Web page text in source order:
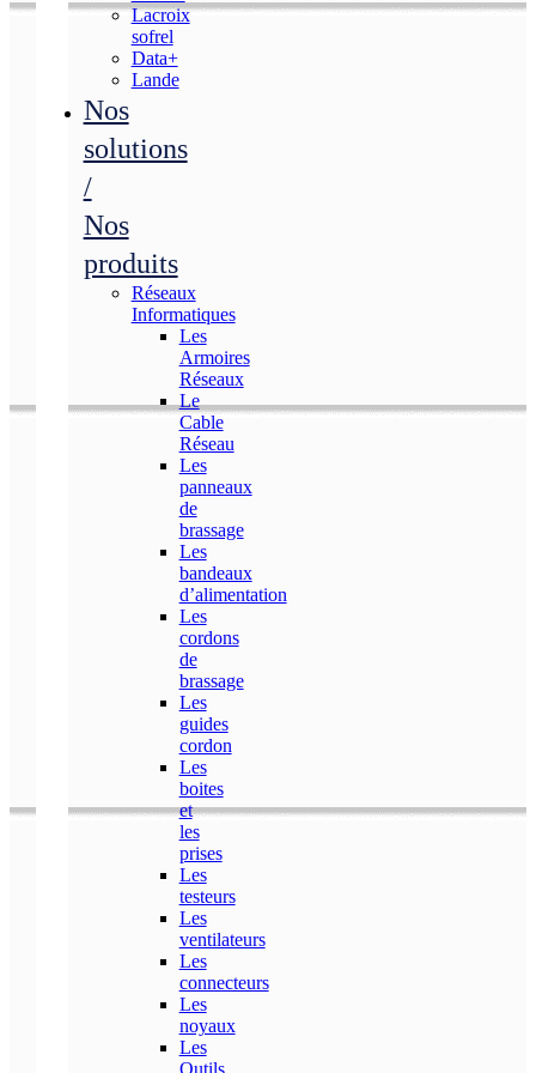
Lacroix
sofrel
Data+
Lande
Nos
solutions
/
Nos
produits
Réseaux
Informatiques
Les
Armoires
Réseaux
Le
Cable
Réseau
Les
panneaux
de
brassage
Les
bandeaux
d’alimentation
Les
cordons
de
brassage
Les
guides
cordon
Les
boites
et
les
prises
Les
testeurs
Les
ventilateurs
Les
connecteurs
Les
noyaux
Les
Outils